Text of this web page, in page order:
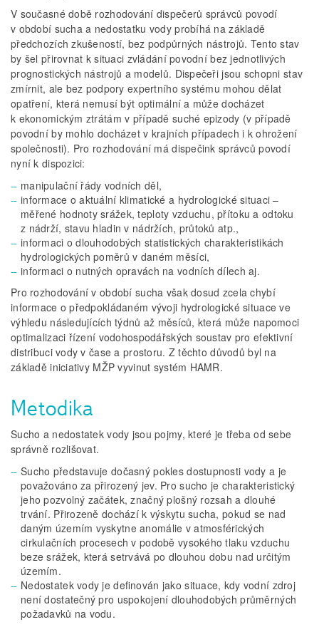
V současné době rozhodování dispečerů správců povodí
v období sucha a nedostatku vody probíhá na základě
předchozích zkušeností, bez podpůrných nástrojů. Tento stav
by šel přirovnat k situaci zvládání povodní bez jednotlivých
prognostických nástrojů a modelů. Dispečeři jsou schopni stav
zmírnit, ale bez podpory expertního systému mohou dělat
opatření, která nemusí být optimální a může docházet
k ekonomickým ztrátám v případě suché epizody (v případě
povodní by mohlo docházet v krajních případech i k ohrožení
společnosti). Pro rozhodování má dispečink správců povodí
nyní k dispozici:
manipulační řády vodních děl,
informace o aktuální klimatické a hydrologické situaci –
měřené hodnoty srážek, teploty vzduchu, přítoku a odtoku
z nádrží, stavu hladin v nádržích, průtoků atp.,
informaci o dlouhodobých statistických charakteristikách
hydrologických poměrů v daném měsíci,
informaci o nutných opravách na vodních dílech aj.
Pro rozhodování v období sucha však dosud zcela chybí
informace o předpokládaném vývoji hydrologické situace ve
výhledu následujících týdnů až měsíců, která může napomoci
optimalizaci řízení vodohospodářských soustav pro efektivní
distribuci vody v čase a prostoru. Z těchto důvodů byl na
základě iniciativy MŽP vyvinut systém HAMR.
Metodika
Sucho a nedostatek vody jsou pojmy, které je třeba od sebe
správně rozlišovat.
Sucho představuje dočasný pokles dostupnosti vody a je
považováno za přirozený jev. Pro sucho je charakteristický
jeho pozvolný začátek, značný plošný rozsah a dlouhé
trvání. Přirozeně dochází k výskytu sucha, pokud se nad
daným územím vyskytne anomálie v atmosférických
cirkulačních procesech v podobě vysokého tlaku vzduchu
beze srážek, která setrvává po dlouhou dobu nad určitým
územím.
Nedostatek vody je deﬁnován jako situace, kdy vodní zdroj
není dostatečný pro uspokojení dlouhodobých průměrných
požadavků na vodu.